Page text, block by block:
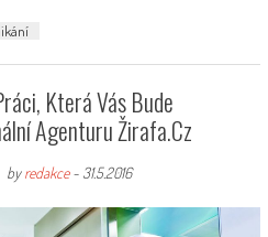
Která Vás Bude
Agenturu Žirafa.cz
byredakce- 31.5.2016